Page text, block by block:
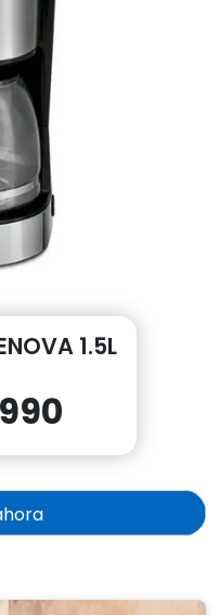
1.5L
precio